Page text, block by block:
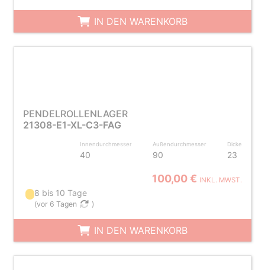
IN DEN WARENKORB
PENDELROLLENLAGER
21308-E1-XL-C3-FAG
Innendurchmesser
40
Außendurchmesser
90
Dicke
23
100,00 € INKL. MWST.
8 bis 10 Tage
(vor 6 Tagen )
IN DEN WARENKORB